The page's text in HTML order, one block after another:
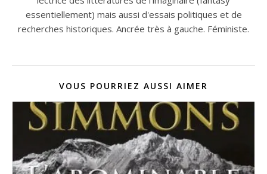
essentiellement) mais aussi d'essais politiques et de
recherches historiques. Ancrée très à gauche. Féministe.
VOUS POURRIEZ AUSSI AIMER